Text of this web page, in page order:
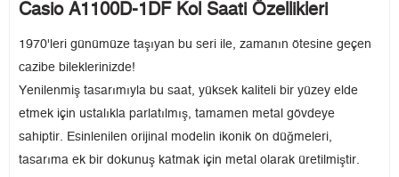
Casio A1100D-1DF Kol Saati Özellikleri
1970'leri günümüze taşıyan bu seri ile, zamanın ötesine geçen
cazibe bileklerinizde!
Yenilenmiş tasarımıyla bu saat, yüksek kaliteli bir yüzey elde
etmek için ustalıkla parlatılmış, tamamen metal gövdeye
sahiptir. Esinlenilen orijinal modelin ikonik ön düğmeleri,
tasarıma ek bir dokunuş katmak için metal olarak üretilmiştir.